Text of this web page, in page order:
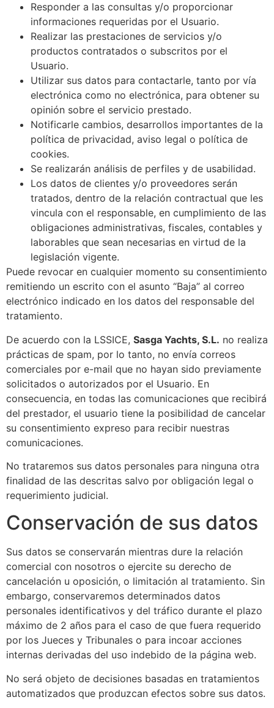
Responder a las consultas y/o proporcionar
informaciones requeridas por el Usuario.
Realizar las prestaciones de servicios y/o
productos contratados o subscritos por el
Usuario.
Utilizar sus datos para contactarle, tanto por vía
electrónica como no electrónica, para obtener su
opinión sobre el servicio prestado.
Notificarle cambios, desarrollos importantes de la
política de privacidad, aviso legal o política de
cookies.
Se realizarán análisis de perfiles y de usabilidad.
Los datos de clientes y/o proveedores serán
tratados, dentro de la relación contractual que les
vincula con el responsable, en cumplimiento de las
obligaciones administrativas, fiscales, contables y
laborables que sean necesarias en virtud de la
legislación vigente.
Puede revocar en cualquier momento su consentimiento
remitiendo un escrito con el asunto “Baja” al correo
electrónico indicado en los datos del responsable del
tratamiento.
De acuerdo con la LSSICE, Sasga Yachts, S.L.​​ no realiza
prácticas de spam, por lo tanto, no envía correos
comerciales por e-mail que no hayan sido previamente
solicitados o autorizados por el Usuario. En
consecuencia, en todas las comunicaciones que recibirá
del prestador, el usuario tiene la posibilidad de cancelar
su consentimiento expreso para recibir nuestras
comunicaciones.
No trataremos sus datos personales para ninguna otra
finalidad de las descritas salvo por obligación legal o
requerimiento judicial.
Conservación de sus datos
Sus datos se conservarán mientras dure la relación
comercial con nosotros o ejercite su derecho de
cancelación u oposición, o limitación al tratamiento. Sin
embargo, conservaremos determinados datos
personales identificativos y del tráfico durante el plazo
máximo de 2 años para el caso de que fuera requerido
por los Jueces y Tribunales o para incoar acciones
internas derivadas del uso indebido de la página web.
No será objeto de decisiones basadas en tratamientos
automatizados que produzcan efectos sobre sus datos.